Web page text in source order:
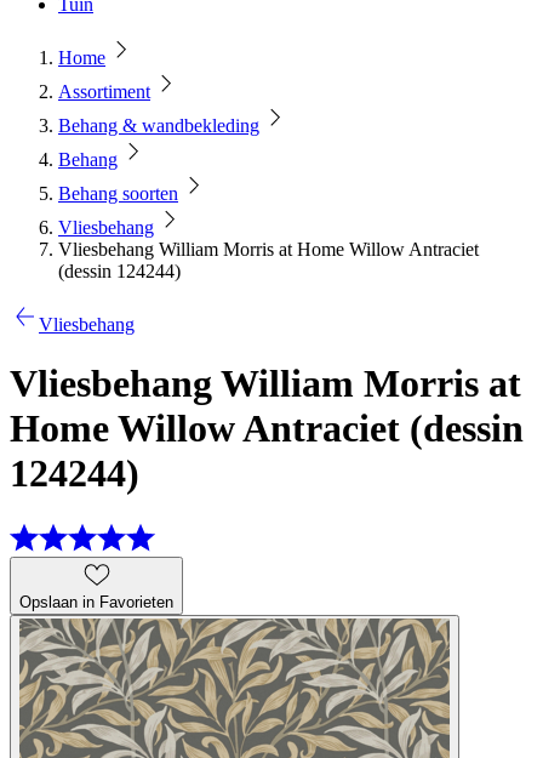
Tuin
Home
Assortiment
Behang & wandbekleding
Behang
Behang soorten
Vliesbehang
Vliesbehang William Morris at Home Willow Antraciet
(dessin 124244)
Vliesbehang
Vliesbehang William Morris at
Home Willow Antraciet (dessin
124244)
Opslaan in Favorieten